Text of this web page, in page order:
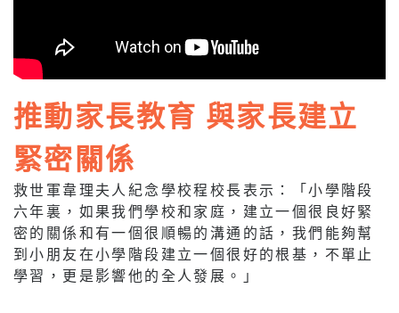
推動家長教育 與家長建立
緊密關係
救世軍韋理夫人紀念學校程校長表示：「小學階段
六年裏，如果我們學校和家庭，建立一個很良好緊
密的關係和有一個很順暢的溝通的話，我們能夠幫
到小朋友在小學階段建立一個很好的根基，不單止
學習，更是影響他的全人發展。」